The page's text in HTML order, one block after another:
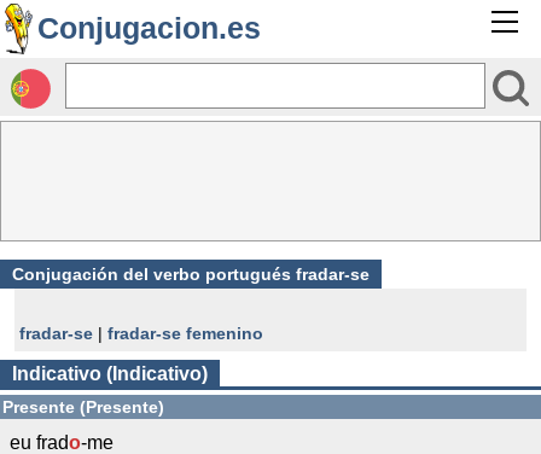
Conjugacion.es
Conjugación del verbo portugués fradar-se
fradar-se | fradar-se femenino
Indicativo (Indicativo)
Presente (Presente)
eu frado-me